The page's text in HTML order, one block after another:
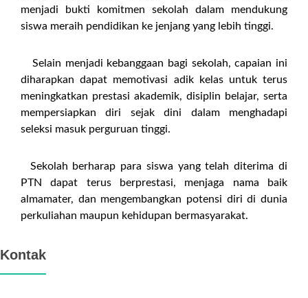
menjadi bukti komitmen sekolah dalam mendukung
siswa meraih pendidikan ke jenjang yang lebih tinggi.
Selain menjadi kebanggaan bagi sekolah, capaian ini
diharapkan dapat memotivasi adik kelas untuk terus
meningkatkan prestasi akademik, disiplin belajar, serta
mempersiapkan diri sejak dini dalam menghadapi
seleksi masuk perguruan tinggi.
Sekolah berharap para siswa yang telah diterima di
PTN dapat terus berprestasi, menjaga nama baik
almamater, dan mengembangkan potensi diri di dunia
perkuliahan maupun kehidupan bermasyarakat.
Kontak